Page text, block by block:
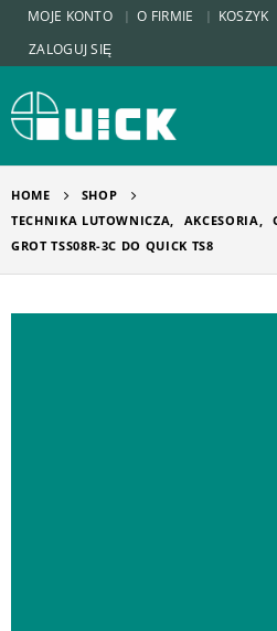
MOJE KONTO O FIRMIE KOSZYK
ZALOGUJ SIĘ
HOME
SHOP
TECHNIKA LUTOWNICZA, AKCESORIA,
GROT TSS08R-3C DO QUICK TS8